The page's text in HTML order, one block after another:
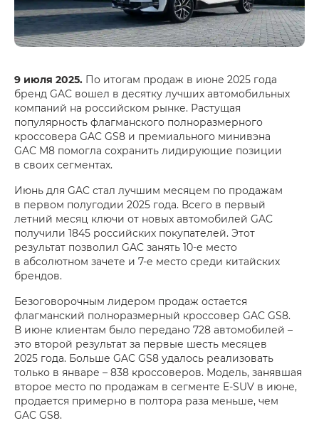
9 июля 2025. По итогам продаж в июне 2025 года
бренд GAC вошел в десятку лучших автомобильных
компаний на российском рынке. Растущая
популярность флагманского полноразмерного
кроссовера GAC GS8 и премиального минивэна
GAC М8 помогла сохранить лидирующие позиции
в своих сегментах.
Июнь для GAC стал лучшим месяцем по продажам
в первом полугодии 2025 года. Всего в первый
летний месяц ключи от новых автомобилей GAC
получили 1845 российских покупателей. Этот
результат позволил GAC занять 10-е место
в абсолютном зачете и 7-е место среди китайских
брендов.
Безоговорочным лидером продаж остается
флагманский полноразмерный кроссовер GAC GS8.
В июне клиентам было передано 728 автомобилей –
это второй результат за первые шесть месяцев
2025 года. Больше GAC GS8 удалось реализовать
только в январе – 838 кроссоверов. Модель, занявшая
второе место по продажам в сегменте E-SUV в июне,
продается примерно в полтора раза меньше, чем
GAC GS8.